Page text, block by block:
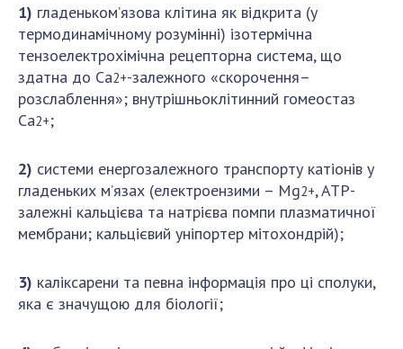
1) гладеньком’язова клітина як відкрита (у
термодинамічному розумінні) ізотермічна
тензоелектрохімічна рецепторна система, що
здатна до Са2+-залежного «скорочення–
розслаблення»; внутрішньоклітинний гомеостаз
Са2+;
2) системи енергозалежного транспорту катіонів у
гладеньких м’язах (електроензими – Mg2+, ATP-
залежні кальцієва та натрієва помпи плазматичної
мембрани; кальцієвий уніпортер мітохондрій);
3) каліксарени та певна інформація про ці сполуки,
яка є значущою для біології;